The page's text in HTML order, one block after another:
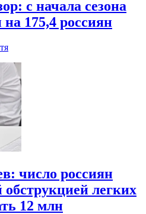
с начала сезона
175,4 россиян
число россиян
обструкцией легких
12 млн